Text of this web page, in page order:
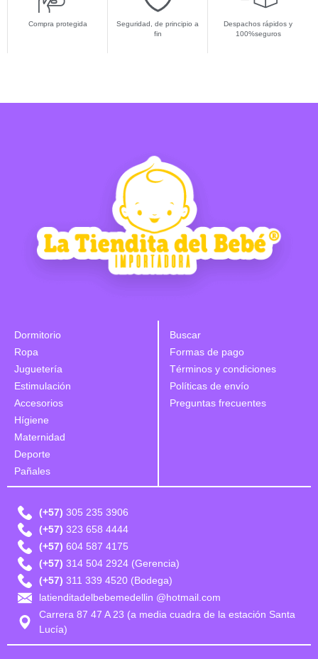
Compra protegida
Seguridad, de principio a
fin
Despachos rápidos y
100%seguros
Dormitorio
Ropa
Juguetería
Estimulación
Accesorios
Hígiene
Maternidad
Deporte
Pañales
Buscar
Formas de pago
Términos y condiciones
Políticas de envío
Preguntas frecuentes
(+57) 305 235 3906
(+57) 323 658 4444
(+57) 604 587 4175
(+57) 314 504 2924 (Gerencia)
(+57) 311 339 4520 (Bodega)
latienditadelbebemedellin @hotmail.com
Carrera 87 47 A 23 (a media cuadra de la estación Santa
Lucía)